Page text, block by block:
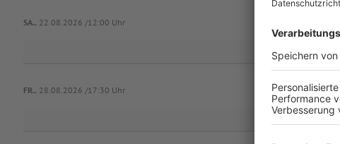
SA.. 22.08.2026 /12:00 Uhr
FR.. 28.08.2026 /17:30 Uhr SV